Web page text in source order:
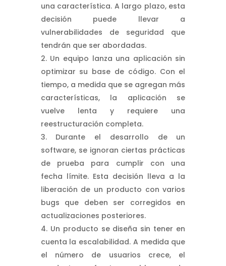
una característica. A largo plazo, esta
decisión puede llevar a
vulnerabilidades de seguridad que
tendrán que ser abordadas.
Un equipo lanza una aplicación sin
optimizar su base de código. Con el
tiempo, a medida que se agregan más
características, la aplicación se
vuelve lenta y requiere una
reestructuración completa.
Durante el desarrollo de un
software, se ignoran ciertas prácticas
de prueba para cumplir con una
fecha límite. Esta decisión lleva a la
liberación de un producto con varios
bugs que deben ser corregidos en
actualizaciones posteriores.
Un producto se diseña sin tener en
cuenta la escalabilidad. A medida que
el número de usuarios crece, el